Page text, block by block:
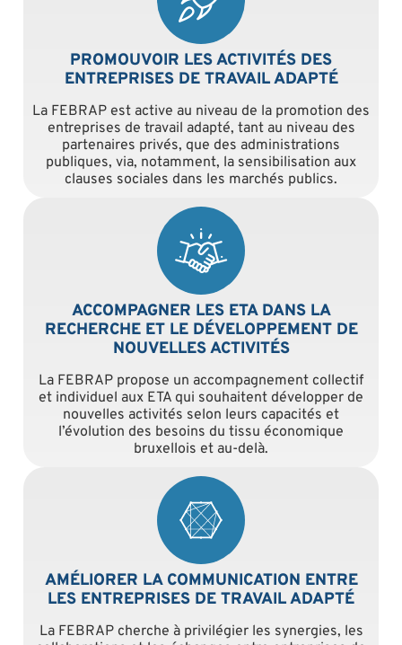
PROMOUVOIR LES ACTIVITÉS DES
ENTREPRISES DE TRAVAIL ADAPTÉ
La FEBRAP est active au niveau de la promotion des
entreprises de travail adapté, tant au niveau des
partenaires privés, que des administrations
publiques, via, notamment, la sensibilisation aux
clauses sociales dans les marchés publics.
ACCOMPAGNER LES ETA DANS LA
RECHERCHE ET LE DÉVELOPPEMENT DE
NOUVELLES ACTIVITÉS
La FEBRAP propose un accompagnement collectif
et individuel aux ETA qui souhaitent développer de
nouvelles activités selon leurs capacités et
l’évolution des besoins du tissu économique
bruxellois et au-delà.
AMÉLIORER LA COMMUNICATION ENTRE
LES ENTREPRISES DE TRAVAIL ADAPTÉ
La FEBRAP cherche à privilégier les synergies, les